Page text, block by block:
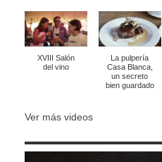
XVIII Salón
del vino
La pulpería
Casa Blanca,
un secreto
bien guardado
Ver más videos